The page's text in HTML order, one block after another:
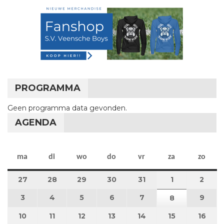
PROGRAMMA
Geen programma data gevonden.
AGENDA
ma maandag
di dinsdag
wo woensdag
do donderdag
vr vrijdag
za zaterdag
zo
27 27 juli 2026
28 28 juli 2026
29 29 juli 2026
30 30 juli 2026
31 31 juli 2026
11 augustus
2
3 3 augustus 2026
4 4 augustus 2026
5 5 augustus 2026
6 6 augustus 2026
7 7 augustus 2026
88 augustus
9
10 10 augustus 2026
11 11 augustus 2026
12 12 augustus 2026
13 13 augustus 2026
14 14 augustus 2026
15 15 16